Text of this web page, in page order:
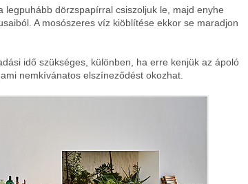
legpuhább dörzspapírral csiszoljuk le, majd enyhe
A mosószeres víz kiöblítése ekkor se maradjon
idő szükséges, különben, ha erre kenjük az ápoló
nemkívánatos elszíneződést okozhat.